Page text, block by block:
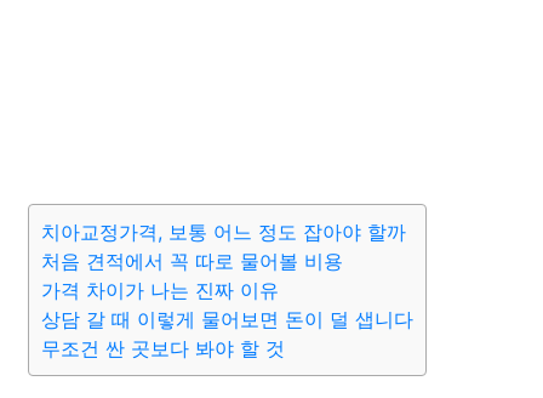
치아교정가격, 보통 어느 정도 잡아야 할까
처음 견적에서 꼭 따로 물어볼 비용
가격 차이가 나는 진짜 이유
상담 갈 때 이렇게 물어보면 돈이 덜 샙니다
무조건 싼 곳보다 봐야 할 것